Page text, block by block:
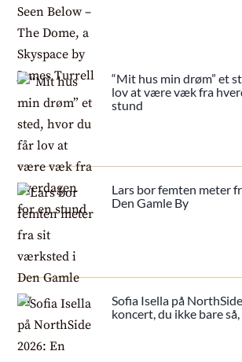
“Mit hus min drøm” et
lov at være væk fra
stund
Lars bor femten meter
Den Gamle By
Sofia Isella på
koncert, du ikke bare